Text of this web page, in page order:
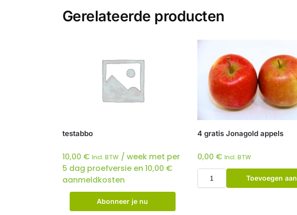
Gerelateerde producten
testabbo
10,00 € Incl. BTW / week met per
5 dag proefversie en 10,00 €
aanmeldkosten
Abonneer je nu
4 gratis Jonagold appels
0,00 € Incl. BTW
Toevoegen aan